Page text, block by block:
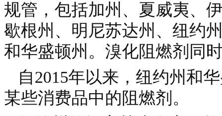
规管，包括加州、夏威夷、
歇根州、明尼苏达州、纽约
和华盛顿州。溴化阻燃剂同
自2015年以来，纽约州和
某些消费品中的阻燃剂。